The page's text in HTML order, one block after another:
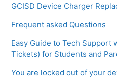
GCISD Device Charger
Frequent asked Questions
Easy Guide to Tech Support
Tickets) for Students and
You are locked out of your